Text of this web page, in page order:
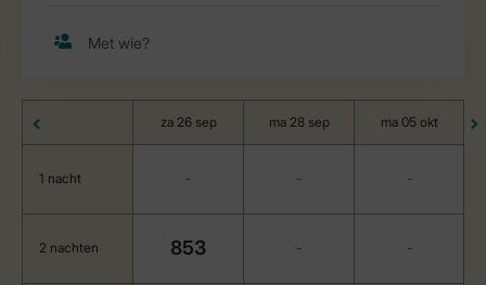
za 26 sep ma 28 sep ma 05 okt
1 nacht - - -
2 nachten 853 - -